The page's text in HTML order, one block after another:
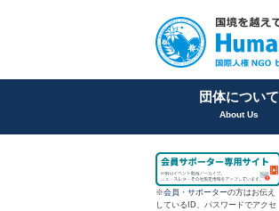
団体について
About Us
※会員 ・ サポーターの方はお伝え
しているID、パスワードでアクセ